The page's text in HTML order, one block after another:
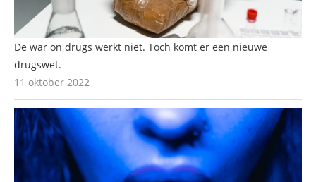
De war on drugs werkt niet. Toch komt er een nieuwe
drugswet.
11 oktober 2022